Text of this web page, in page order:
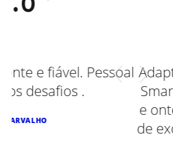
Adaptações
Smart Diesel,
e ontem num
de excelência.
SALGADINHOS